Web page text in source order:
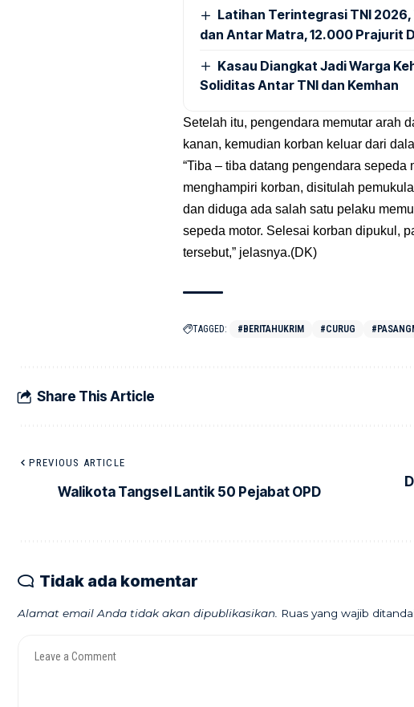
Latihan Terintegrasi TNI 2026,
dan Antar Matra, 12.000 Prajurit
Kasau Diangkat Jadi Warga
Soliditas Antar TNI dan Kemhan
Setelah itu, pengendara memutar arah
kanan, kemudian korban keluar dari
“Tiba – tiba datang pengendara
menghampiri korban, disitulah
dan diduga ada salah satu pelaku
sepeda motor. Selesai korban dipukul,
tersebut,” jelasnya.(DK)
TAGGED: #BERITAHUKRIM #CURUG
Share This Article
PREVIOUS ARTICLE
Walikota Tangsel Lantik 50 Pejabat OPD
Tidak ada komentar
Alamat email Anda tidak akan dipublikasikan. Ruas yang wajib